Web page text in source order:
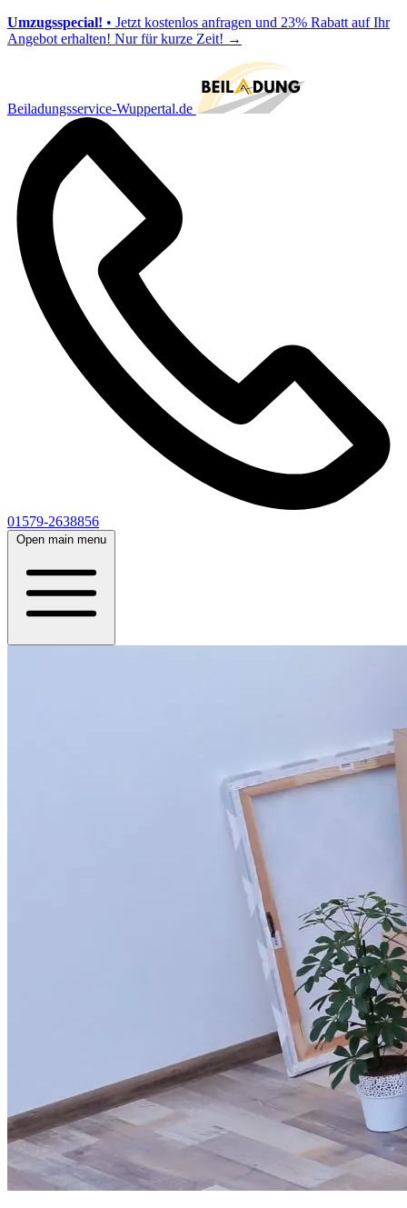
Umzugsspecial! • Jetzt kostenlos anfragen und 23% Rabatt auf Ihr
Angebot erhalten! Nur für kurze Zeit! →
Beiladungsservice-Wuppertal.de
01579-2638856
Open main menu